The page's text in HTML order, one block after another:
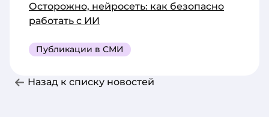
Осторожно, нейросеть: как безопасно
работать с ИИ
Публикации в СМИ
Назад к списку новостей